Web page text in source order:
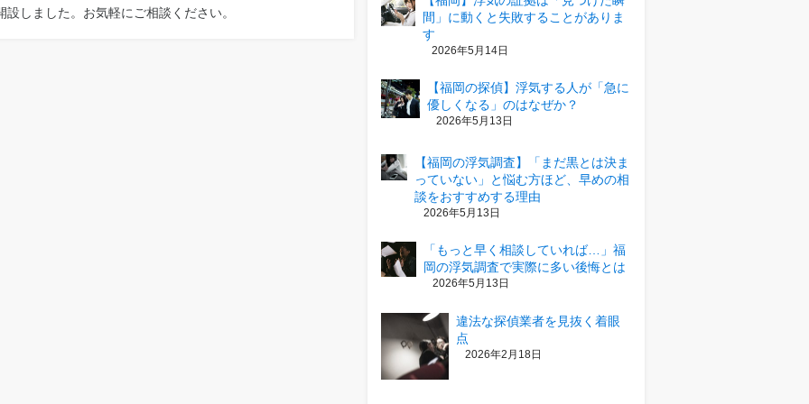
しました。お気軽にご相談ください。
間」に動くと失敗することがありま
す
2026年5月14日
【福岡の探偵】浮気する人が「急に
優しくなる」のはなぜか？
2026年5月13日
【福岡の浮気調査】「まだ黒とは決ま
っていない」と悩む方ほど、早めの相
談をおすすめする理由
2026年5月13日
「もっと早く相談していれば…」福
岡の浮気調査で実際に多い後悔とは
2026年5月13日
違法な探偵業者を見抜く着眼
点
2026年2月18日